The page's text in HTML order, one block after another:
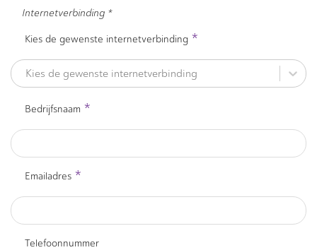
Internetverbinding *
Kies de gewenste internetverbinding *
Kies de gewenste internetverbinding
Bedrijfsnaam *
Emailadres *
Telefoonnummer